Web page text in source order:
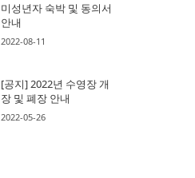
미성년자 숙박 및 동의서
안내
2022-08-11
[공지] 2022년 수영장 개
장 및 폐장 안내
2022-05-26